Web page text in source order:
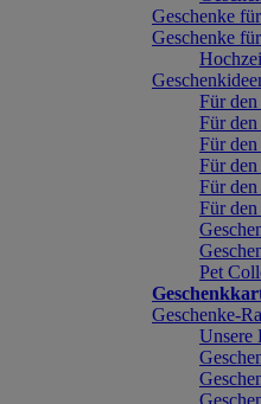
Geschenke
Geschenke
Für
Für den
Für
Für den
Für den
Für
Pet
Geschenke-
Unsere